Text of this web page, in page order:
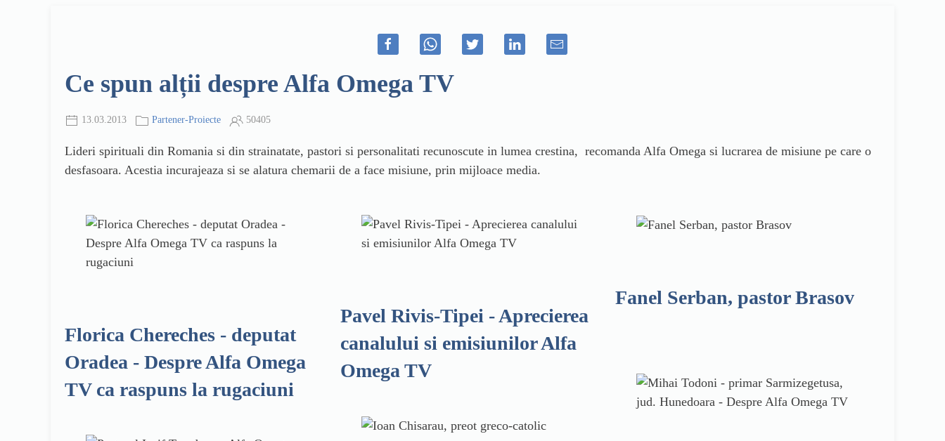
Ce spun alții despre Alfa Omega TV
13.03.2013 Partener-Proiecte 50405
Lideri spirituali din Romania si din strainatate, pastori si personalitati recunoscute in lumea crestina, recomanda Alfa Omega si lucrarea de misiune pe care o
desfasoara. Acestia incurajeaza si se alatura chemarii de a face misiune, prin mijloace media.
Florica Chereches - deputat
Oradea - Despre Alfa Omega
TV ca raspuns la rugaciuni
Pavel Rivis-Tipei - Aprecierea
canalului si emisiunilor Alfa
Omega TV
Fanel Serban, pastor Brasov